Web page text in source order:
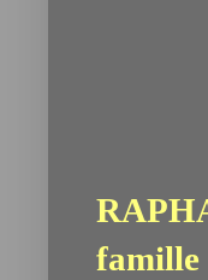
famille